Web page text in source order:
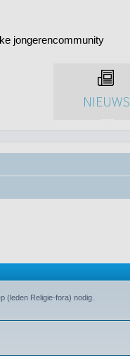
jongerencommunity
NIEUWS
(leden Religie-fora) nodig.